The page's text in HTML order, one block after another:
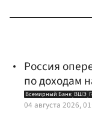
Россия
по доходам
Всемирный Банк ВШЭ
04 августа 2026,